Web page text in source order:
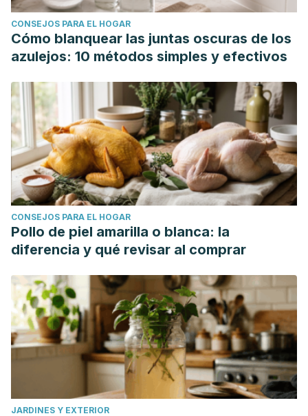
CONSEJOS PARA EL HOGAR
Cómo blanquear las juntas oscuras de los
azulejos: 10 métodos simples y efectivos
CONSEJOS PARA EL HOGAR
Pollo de piel amarilla o blanca: la
diferencia y qué revisar al comprar
JARDINES Y EXTERIOR